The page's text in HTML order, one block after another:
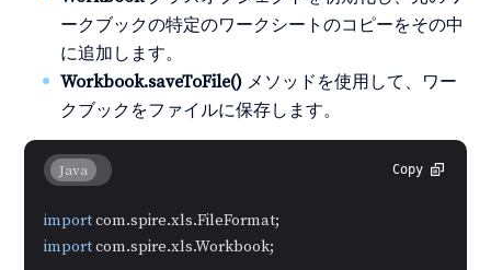
ークブックの特定のワークシートのコピーをその中
に追加します。
Workbook.saveToFile() メソッドを使用して、ワー
クブックをファイルに保存します。
Java Copy
import
import com.spire.xls.Workbook;